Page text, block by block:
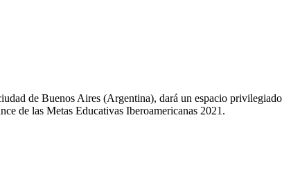
de Buenos Aires (Argentina), dará un espacio privilegiado
de las Metas Educativas Iberoamericanas 2021.